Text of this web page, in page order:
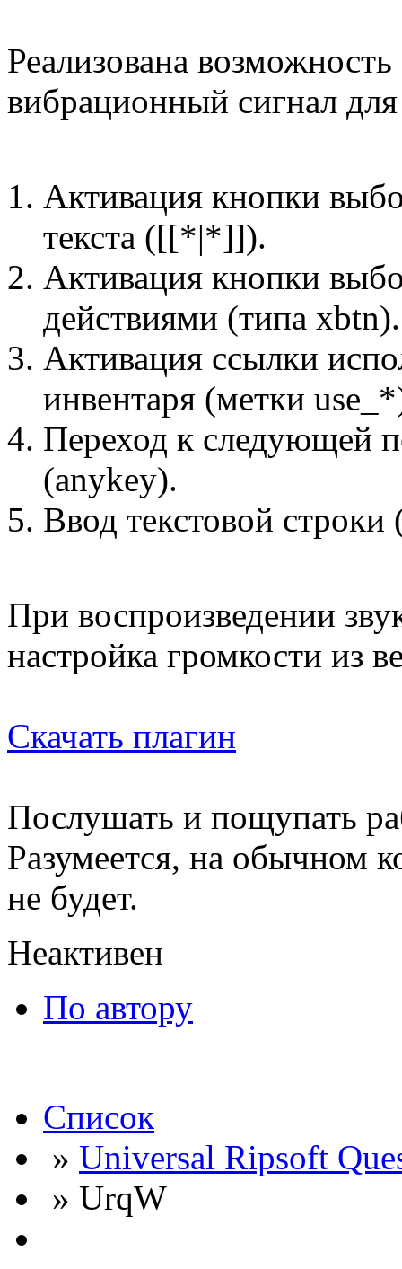
Реализована
вибрационный сигнал
Активация кнопки
текста ([[*|*]]).
Активация кнопки
действиями (типа xbtn).
Активация ссылки
инвентаря (метки
Переход к следующей
(anykey).
Ввод текстовой
При воспроизведении
настройка громкости из
Скачать плагин
Послушать и пощупать
Разумеется, на обычном
не будет.
Неактивен
По автору
Список
» Universal Ripsoft
» UrqW